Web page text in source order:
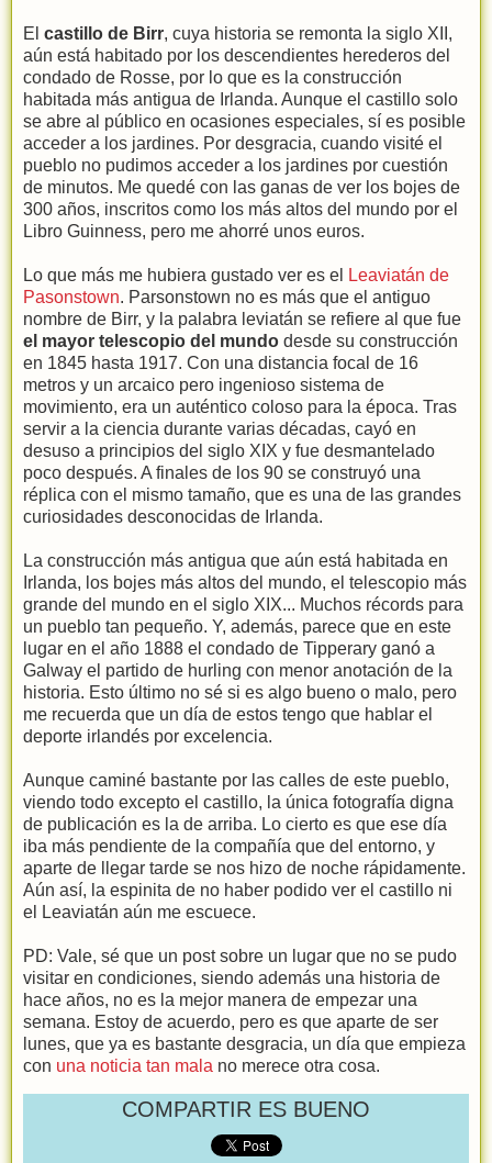
El castillo de Birr, cuya historia se remonta la siglo XII,
aún está habitado por los descendientes herederos del
condado de Rosse, por lo que es la construcción
habitada más antigua de Irlanda. Aunque el castillo solo
se abre al público en ocasiones especiales, sí es posible
acceder a los jardines. Por desgracia, cuando visité el
pueblo no pudimos acceder a los jardines por cuestión
de minutos. Me quedé con las ganas de ver los bojes de
300 años, inscritos como los más altos del mundo por el
Libro Guinness, pero me ahorré unos euros.
Lo que más me hubiera gustado ver es el
Leaviatán de
Pasonstown. Parsonstown no es más que el antiguo
nombre de Birr, y la palabra leviatán se refiere al que fue
el mayor telescopio del mundo desde su construcción
en 1845 hasta 1917. Con una distancia focal de 16
metros y un arcaico pero ingenioso sistema de
movimiento, era un auténtico coloso para la época. Tras
servir a la ciencia durante varias décadas, cayó en
desuso a principios del siglo XIX y fue desmantelado
poco después. A finales de los 90 se construyó una
réplica con el mismo tamaño, que es una de las grandes
curiosidades desconocidas de Irlanda.
La construcción más antigua que aún está habitada en
Irlanda, los bojes más altos del mundo, el telescopio más
grande del mundo en el siglo XIX... Muchos récords para
un pueblo tan pequeño. Y, además, parece que en este
lugar en el año 1888 el condado de Tipperary ganó a
Galway el partido de hurling con menor anotación de la
historia. Esto último no sé si es algo bueno o malo, pero
me recuerda que un día de estos tengo que hablar el
deporte irlandés por excelencia.
Aunque caminé bastante por las calles de este pueblo,
viendo todo excepto el castillo, la única fotografía digna
de publicación es la de arriba. Lo cierto es que ese día
iba más pendiente de la compañía que del entorno, y
aparte de llegar tarde se nos hizo de noche rápidamente.
Aún así, la espinita de no haber podido ver el castillo ni
el Leaviatán aún me escuece.
PD: Vale, sé que un post sobre un lugar que no se pudo
visitar en condiciones, siendo además una historia de
hace años, no es la mejor manera de empezar una
semana. Estoy de acuerdo, pero es que aparte de ser
lunes, que ya es bastante desgracia, un día que empieza
con una noticia tan mala no merece otra cosa.
COMPARTIR ES BUENO